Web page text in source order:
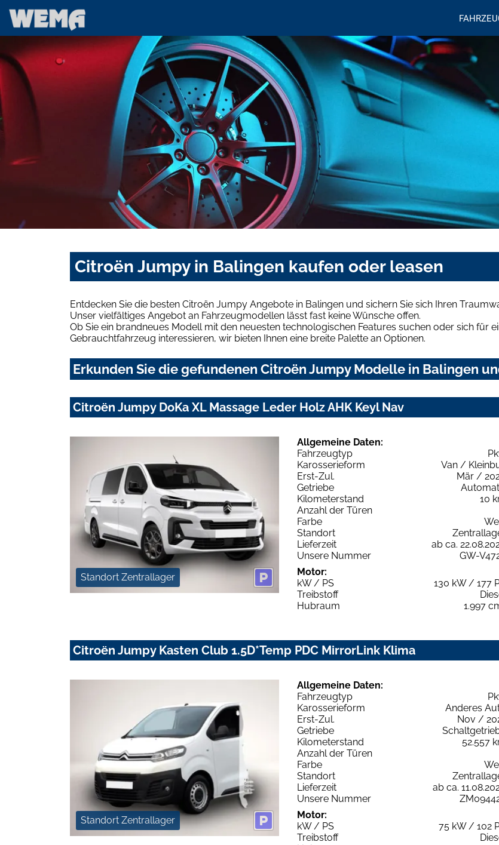
Citroën Jumpy in Balingen kaufen oder leasen
Entdecken Sie die besten Citroën Jumpy Angebote in Balingen und sichern Sie sich Ihren
Unser vielfältiges Angebot an Fahrzeugmodellen lässt fast keine Wünsche offen.
Ob Sie ein brandneues Modell mit den neuesten technologischen Features suchen oder sich für
Gebrauchtfahrzeug interessieren, wir bieten Ihnen eine breite Palette an Optionen.
Erkunden Sie die gefundenen Citroën Jumpy Modelle in Balingen
Citroën Jumpy DoKa XL Massage Leder Holz AHK Keyl Nav
Standort Zentrallager
Allgemeine Daten:
Fahrzeugtyp
Karosserieform
Van /
Erst-Zul.
Mär /
Getriebe
Kilometerstand
10
Anzahl der Türen
Farbe
Standort
Lieferzeit
ab ca.
Unsere Nummer
GW-
Motor:
kW / PS
130 kW / 177
Treibstoff
Hubraum
1.997
Citroën Jumpy Kasten Club 1.5D*Temp PDC MirrorLink Klima
Standort Zentrallager
Allgemeine Daten:
Fahrzeugtyp
Karosserieform
Anderes
Erst-Zul.
Nov /
Getriebe
Kilometerstand
52.557
Anzahl der Türen
Farbe
Standort
Lieferzeit
ab ca.
Unsere Nummer
Motor:
kW / PS
75 kW / 102
Treibstoff